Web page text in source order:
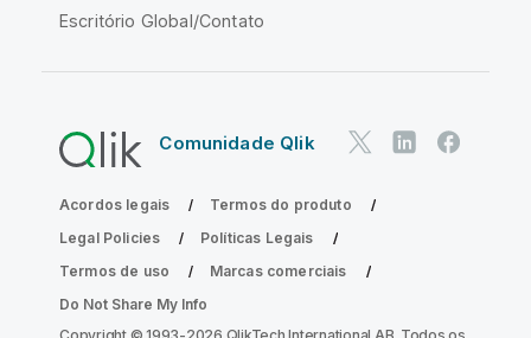
Escritório Global/Contato
Comunidade Qlik
Acordos legais
Termos do produto
Legal Policies
Políticas Legais
Termos de uso
Marcas comerciais
Do Not Share My Info